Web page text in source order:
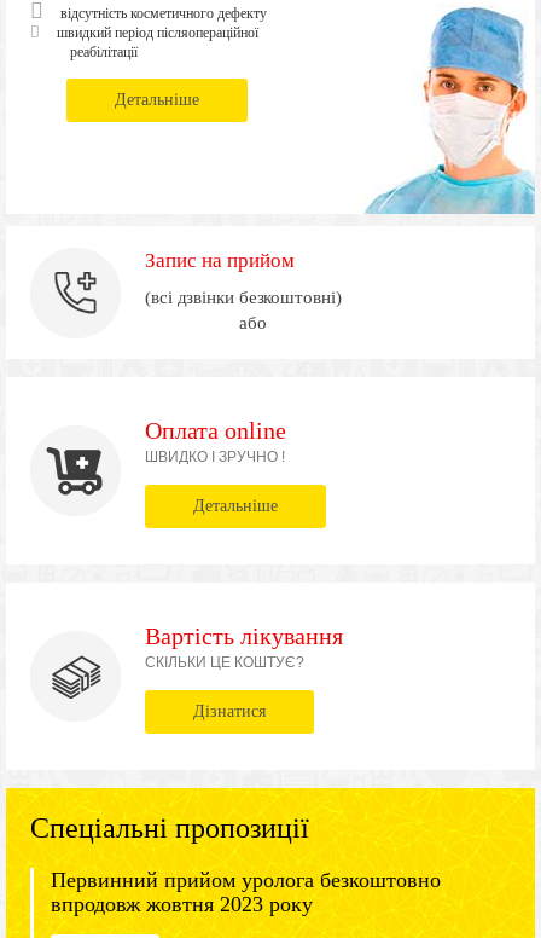
відсутність косметичного дефекту
швидкий період післяопераційної
реабілітації
Детальніше
Запис на прийом
(всі дзвінки безкоштовні)
або
Оплата online
ШВИДКО І ЗРУЧНО !
Детальніше
Вартість лікування
СКІЛЬКИ ЦЕ КОШТУЄ?
Дізнатися
Спеціальні пропозиції
Первинний прийом уролога безкоштовно
впродовж жовтня 2023 року